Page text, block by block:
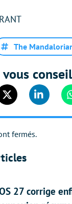
The
Twitter Linkedin
fermés.
27 corrige